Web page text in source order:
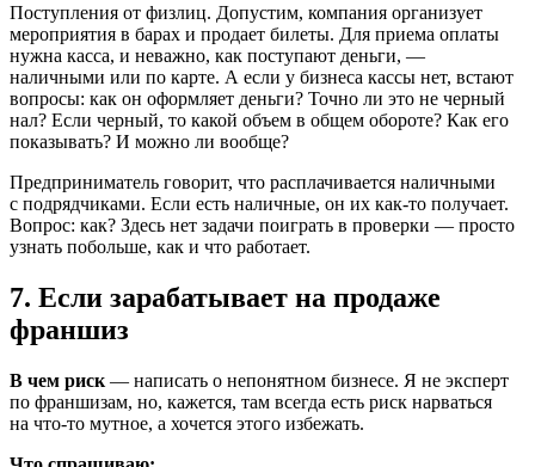
Поступления от физлиц. Допустим, компания организует
мероприятия в барах и продает билеты. Для приема оплаты
нужна касса, и неважно, как поступают деньги, —
наличными или по карте. А если у бизнеса кассы нет, встают
вопросы: как он оформляет деньги? Точно ли это не черный
нал? Если черный, то какой объем в общем обороте? Как его
показывать? И можно ли вообще?
Предприниматель говорит, что расплачивается наличными
с подрядчиками. Если есть наличные, он их как-то получает.
Вопрос: как? Здесь нет задачи поиграть в проверки — просто
узнать побольше, как и что работает.
7. Если зарабатывает на продаже
франшиз
В чем риск — написать о непонятном бизнесе. Я не эксперт
по франшизам, но, кажется, там всегда есть риск нарваться
на что-то мутное, а хочется этого избежать.